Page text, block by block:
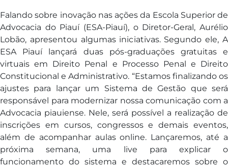
Falando sobre inovação nas ações da Escola Superior de
Advocacia do Piauí (ESA-Piauí), o Diretor-Geral, Aurélio
Lobão, apresentou algumas iniciativas. Segundo ele, A
ESA Piauí lançará duas pós-graduações gratuitas e
virtuais em Direito Penal e Processo Penal e Direito
Constitucional e Administrativo. “Estamos finalizando os
ajustes para lançar um Sistema de Gestão que será
responsável para modernizar nossa comunicação com a
Advocacia piauiense. Nele, será possível a realização de
inscrições em cursos, congressos e demais eventos,
além de acompanhar aulas online. Lançaremos, até a
próxima semana, uma live para explicar o
funcionamento do sistema e destacaremos sobre o